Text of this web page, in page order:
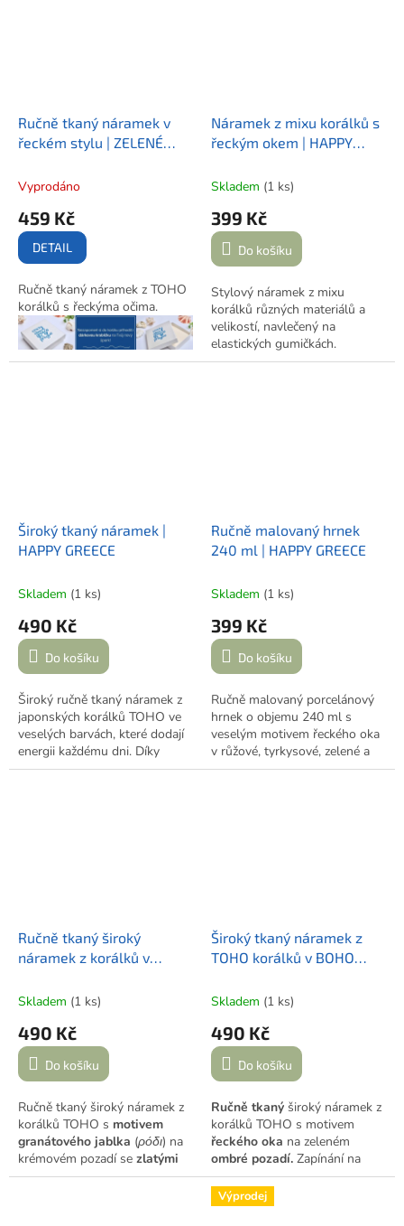
Ručně tkaný náramek v
řeckém stylu | ZELENÉ
Vyprodáno
459 Kč
DETAIL
Ručně tkaný náramek z TOHO
korálků s řeckýma očima.
Náramek z mixu korálků s
řeckým okem | HAPPY
Skladem (1 ks)
399 Kč
Do košíku
Stylový náramek z mixu
korálků různých materiálů a
velikostí, navlečený na
elastických gumičkách.
Doplněný ovýrazný
Široký tkaný náramek |
HAPPY GREECE
Skladem (1 ks)
490 Kč
Do košíku
Široký ručně tkaný náramek z
japonských korálků TOHO ve
veselých barvách, které dodají
energii každému dni. Díky
zapínání na karabinku s
Ručně malovaný hrnek
240 ml | HAPPY GREECE
Skladem (1 ks)
399 Kč
Do košíku
Ručně malovaný porcelánový
hrnek o objemu 240 ml s
veselým motivem řeckého oka
v růžové, tyrkysové, zelené a
zlaté barvě. Doplněn o nápis
Ručně tkaný široký
náramek z korálků v
GRANÁTOVÉ JABLKO
Skladem (1 ks)
490 Kč
Do košíku
Ručně tkaný široký náramek z
korálků TOHO s motivem
granátového jablka (ρόδι) na
krémovém pozadí se zlatými
detaily.Nastavitelné zapínání
Široký tkaný náramek z
TOHO korálků v BOHO
Skladem (1 ks)
490 Kč
Do košíku
Ručně tkaný široký náramek z
korálků TOHO s motivem
řeckého oka na zeleném
ombré pozadí. Zapínání na
karabinku, nastavitelná
velikost, doplněno o přívěsek s
logem značky. Šířka 2,5 cm.
Výprodej